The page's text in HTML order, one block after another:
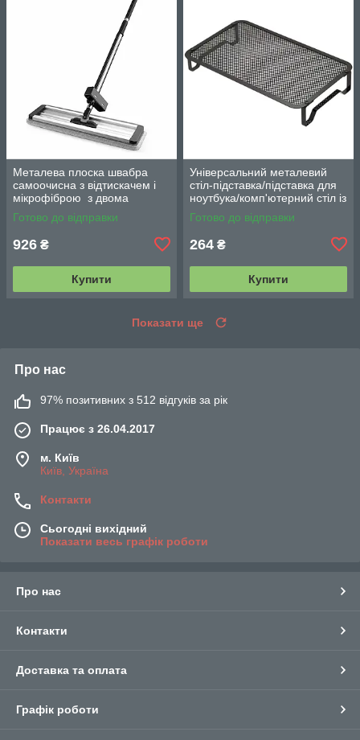
Металева плоска швабра
самоочисна з відтискачем і
мікрофіброю з двома
змінними насадками M06
42см
Готово до відправки
926 ₴
Купити
Універсальний металевий
стіл-підставка/підставка для
ноутбука/комп'ютерний стіл із
вентиляцією
Готово до відправки
264 ₴
Купити
Показати ще
Про нас
97% позитивних з 512 відгуків за рік
Працює з 26.04.2017
м. Київ
Київ, Україна
Контакти
Сьогодні вихідний
Показати весь графік роботи
Про нас
Контакти
Доставка та оплата
Графік роботи